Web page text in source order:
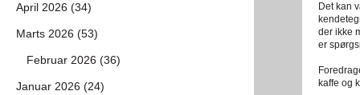
Det kan
der ikke
er
kaffe og
April 2026 (34)
Marts 2026 (53)
Februar 2026 (36)
Januar 2026 (24)